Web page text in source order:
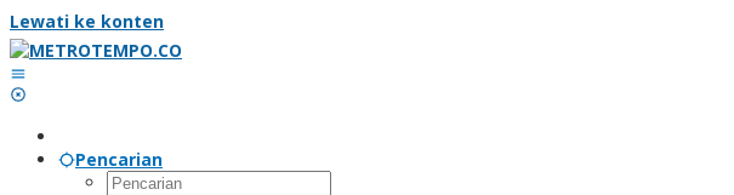
Lewati ke konten
Pencarian